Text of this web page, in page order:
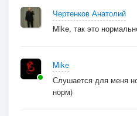
Чертенков Анатолий
Mike, так это
Mike
Слушается для меня
норм)